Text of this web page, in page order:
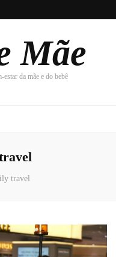
Mãe
da mãe e do bebê
travel